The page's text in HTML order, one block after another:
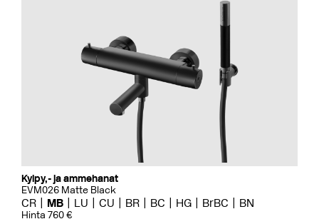
Kylpy,- ja ammehanat
EVM026 Matte Black
CR MB LU CU BR BC HG BrBC BN
Hinta 760 €